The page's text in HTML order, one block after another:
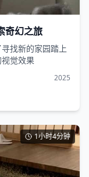
奇幻之旅
找新的家园踏上
觉效果
2025
1小时4分钟